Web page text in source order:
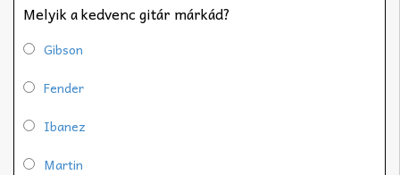
Melyik a kedvenc gitár márkád?
Gibson
Fender
Ibanez
Martin